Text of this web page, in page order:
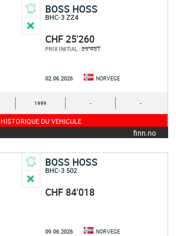
BOSS HOSS
BHC-3 ZZ4
CHF 25'260
PRIX INITIAL :29'461
02.06.2026 NORVEGE
1999 - -
HISTORIQUE DU VEHICULE
finn.no
BOSS HOSS
BHC-3 502
CHF 84'018
09.06.2026 NORVEGE